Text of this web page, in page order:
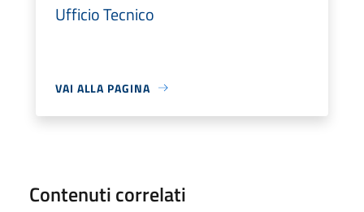
Ufficio Tecnico
VAI ALLA PAGINA
Contenuti correlati